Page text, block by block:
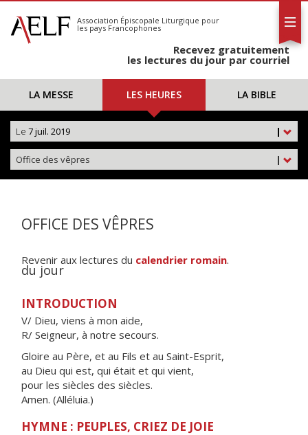
S'abonner
Calendrier
Association Épiscopale Liturgique pour
les pays Francophones
Recevez gratuitement
les lectures du jour par courriel
LA MESSE LES HEURES LA BIBLE
|
Le 7 juil. 2019
|
Office des vêpres
OFFICE DES VÊPRES
Revenir aux lectures du calendrier romain.
du jour
INTRODUCTION
V/ Dieu, viens à mon aide,
R/ Seigneur, à notre secours.
Gloire au Père, et au Fils et au Saint-Esprit,
au Dieu qui est, qui était et qui vient,
pour les siècles des siècles.
Amen. (Alléluia.)
HYMNE : PEUPLES, CRIEZ DE JOIE